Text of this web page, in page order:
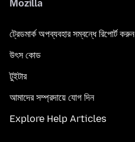
Mozilla
ট্রেডমার্ক অপব্যবহার সম্বন্ধে রিপোর্ট করুন
উৎস কোড
টুইটার
আমাদের সম্প্রদায়ে যোগ দিন
Explore Help Articles